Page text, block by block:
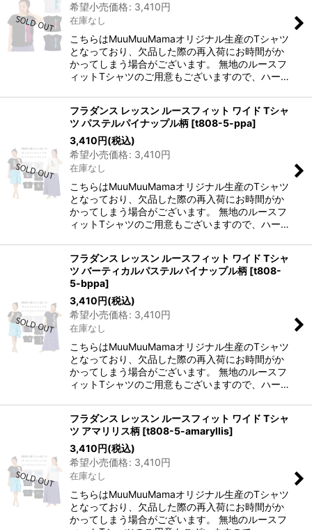
希望小売価格: 3,410円
在庫なし
こちらはMuuMuuMamaオリジナル生産のTシャツ
となっており、欠品した際の再入荷にお時間がか
かってしまう場合がございます。 無地のルースフ
ィットTシャツのご用意もございますので、ハー…
フラダンス レッスン ルースフィット ワイド Tシャ
ツ パステルパイナップル柄 [t808-5-ppa]
3,410円(税込)
希望小売価格: 3,410円
在庫なし
こちらはMuuMuuMamaオリジナル生産のTシャツ
となっており、欠品した際の再入荷にお時間がか
かってしまう場合がございます。 無地のルースフ
ィットTシャツのご用意もございますので、ハー…
フラダンス レッスン ルースフィット ワイド Tシャ
ツ バーティカルパステルパイナップル柄 [t808-
5-bppa]
3,410円(税込)
希望小売価格: 3,410円
在庫なし
こちらはMuuMuuMamaオリジナル生産のTシャツ
となっており、欠品した際の再入荷にお時間がか
かってしまう場合がございます。 無地のルースフ
ィットTシャツのご用意もございますので、ハー…
フラダンス レッスン ルースフィット ワイド Tシャ
ツ アマリリス柄 [t808-5-amaryllis]
3,410円(税込)
希望小売価格: 3,410円
在庫なし
こちらはMuuMuuMamaオリジナル生産のTシャツ
となっており、欠品した際の再入荷にお時間がか
かってしまう場合がございます。 無地のルースフ